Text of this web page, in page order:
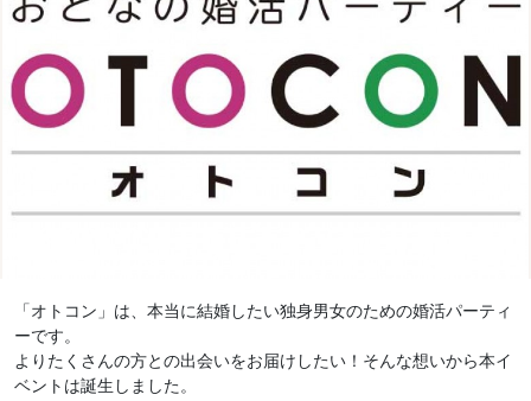
「オトコン」は、本当に結婚したい独身男女のための婚活パーティ
ーです。
よりたくさんの方との出会いをお届けしたい！そんな想いから本イ
ベントは誕生しました。